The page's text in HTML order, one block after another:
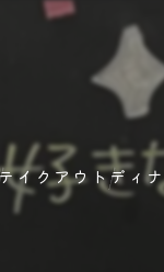
イクアウトディ